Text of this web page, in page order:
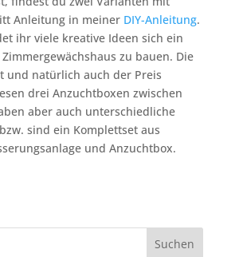
Anleitung in meiner DIY-Anleitung.
ihr viele kreative Ideen sich ein
zu bauen. Die
und natürlich auch der Preis
drei Anzuchtboxen zwischen
aber auch unterschiedliche
sind ein Komplettset aus
und Anzuchtbox.